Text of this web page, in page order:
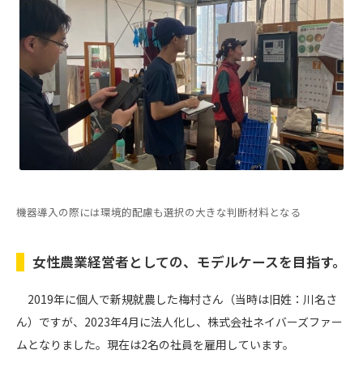
機器導入の際には環境的配慮も選択の大きな判断材料となる
女性農業経営者としての、モデルケースを目指す。
2019年に個人で新規就農した梅村さん（当時は旧姓：川名さ
ん）ですが、2023年4月に法人化し、株式会社ネイバーズファー
ムとなりました。現在は2名の社員を雇用しています。